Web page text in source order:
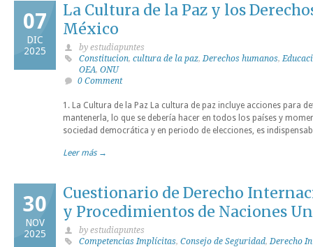
07
DIC
2025
La Cultura de la Paz y los
México
by estudiapuntes
Constitucion, cultura de la paz,Derechos humanos,
OEA, ONU
0 Comment
1. La Cultura de la Paz La cultura de paz incluye acciones para
mantenerla, lo que se debería hacer en todos los países y
sociedad democrática y en periodo de elecciones, es
Leer más →
30
NOV
2025
Cuestionario de Derecho
y Procedimientos de Naciones
by estudiapuntes
Competencias Implícitas, Consejo de Seguridad,Derecho